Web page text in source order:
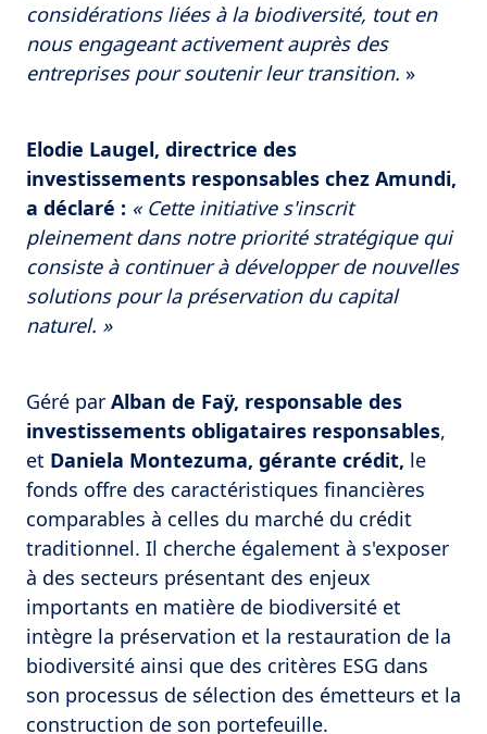
considérations liées à la biodiversité, tout en
nous engageant activement auprès des
entreprises pour soutenir leur transition. »
Elodie Laugel, directrice des
investissements responsables chez Amundi,
a déclaré : « Cette initiative s'inscrit
pleinement dans notre priorité stratégique qui
consiste à continuer à développer de nouvelles
solutions pour la préservation du capital
naturel. »
Géré par Alban de Faÿ, responsable des
investissements obligataires responsables,
et Daniela Montezuma, gérante crédit, le
fonds offre des caractéristiques financières
comparables à celles du marché du crédit
traditionnel. Il cherche également à s'exposer
à des secteurs présentant des enjeux
importants en matière de biodiversité et
intègre la préservation et la restauration de la
biodiversité ainsi que des critères ESG dans
son processus de sélection des émetteurs et la
construction de son portefeuille.